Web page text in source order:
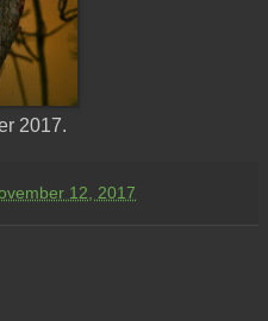
2017.
12, 2017